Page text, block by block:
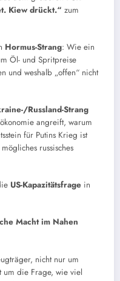
Kiew drückt.“ zum
Hormus-Strang: Wie ein
Öl- und Spritpreise
und weshalb „offen“ nicht
Russland-Strang
angreift, warum
für Putins Krieg ist
russisches
US-Kapazitätsfrage in
Macht im Nahen
nicht nur um
um die Frage, wie viel